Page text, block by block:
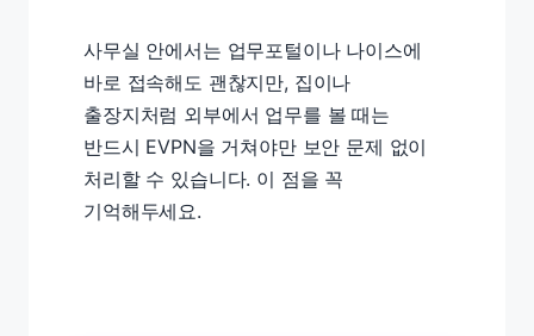
사무실 안에서는 업무포털이나 나이스에
바로 접속해도 괜찮지만, 집이나
출장지처럼 외부에서 업무를 볼 때는
반드시 EVPN을 거쳐야만 보안 문제 없이
처리할 수 있습니다. 이 점을 꼭
기억해두세요.